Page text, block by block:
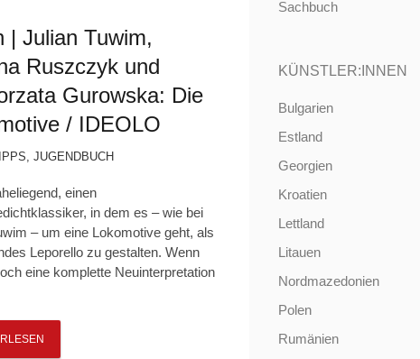
| Julian Tuwim,
Ruszczyk und
Gurowska: Die
/ IDEOLO
, JUGENDBUCH
einen
in dem es – wie bei
– um eine Lokomotive geht, als
Leporello zu gestalten. Wenn
eine komplette Neuinterpretation
Sachbuch
KÜNSTLER:INNEN
Bulgarien
Estland
Georgien
Kroatien
Lettland
Litauen
Nordmazedonien
Polen
Rumänien